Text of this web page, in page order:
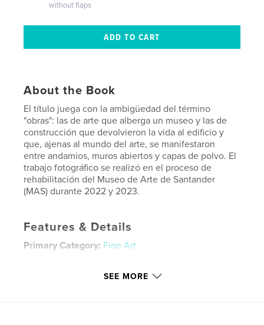
without flaps
About the Book
El título juega con la ambigüedad del término
"obras": las de arte que alberga un museo y las de
construcción que devolvieron la vida al edificio y
que, ajenas al mundo del arte, se manifestaron
entre andamios, muros abiertos y capas de polvo. El
trabajo fotográfico se realizó en el proceso de
rehabilitación del Museo de Arte de Santander
(MAS) durante 2022 y 2023.
Features & Details
Primary Category: Fine Art
SEE MORE